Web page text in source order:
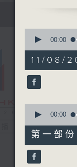
seconds
hour,
58
minutes,
21
90%
00:00
11/08/
seconds
50
minutes,
20
seconds
90%
00:00
第一部